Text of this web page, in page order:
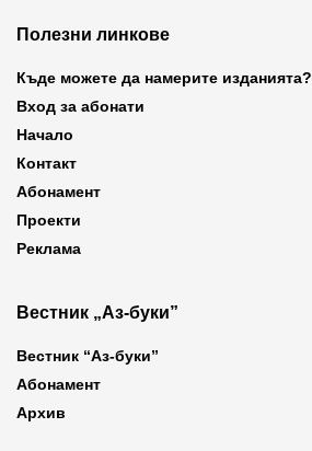
Полезни линкове
Къде можете да намерите изданията?
Вход за абонати
Начало
Контакт
Абонамент
Проекти
Реклама
Вестник „Аз-буки”
Вестник “Аз-буки”
Абонамент
Архив